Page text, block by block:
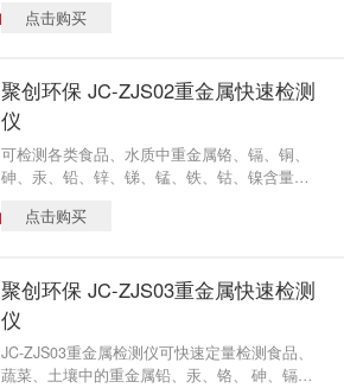
点击购买
聚创环保 JC-ZJS02重金属快速检测
仪
可检测各类食品、水质中重金属铬、镉、铜、
砷、汞、铅、锌、锑、锰、铁、钴、镍含量等3
点击购买
聚创环保 JC-ZJS03重金属快速检测
仪
JC-ZJS03重金属检测仪可快速定量检测食品、
蔬菜、土壤中的重金属铅、汞、铬、 砷、镉的